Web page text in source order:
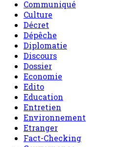
Communiqué
Culture
Décret
Dépêche
Diplomatie
Discours
Dossier
Economie
Edito
Education
Entretien
Environnement
Etranger
Fact-Checking